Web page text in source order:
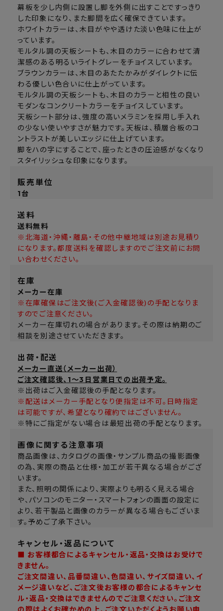
幕板を少し内側に設置し脚を外側に出すことですっきり
した印象になり、また脚間を広く確保できています。
ホワイトカラーは、木目がやや透けた淡い色味に仕上が
っています。
モルタル調の天板シートも、木目のカラーに合わせて清
潔感のある明るいライトグレーをチョイスしています。
ブラウンカラーは、木目のあたたかみがダイレクトに伝
わる優しい色合いに仕上がっています。
モルタル調の天板シートも、木目のカラーと相性の良い
モダンなコンクリートカラーをチョイスしています。
天板シート部分は、強度の高いメラミンを採用し手入れ
の少ない使いやすさが魅力です。天板は、積層合板のコ
ントラストが美しいエッジに仕上げています。
脚をハの字にすることで、座ったときの圧迫感がなくなり
スタイリッシュな印象になります。
販売単位
1台
送料
送料無料
※北海道・沖縄・離島・その他中継地域は別途お見積り
になります。都度送料を確認しますのでご注文前にお問
い合わせください。
在庫
メーカー在庫
※在庫確保はご注文後(ご入金確認後)の手配となりま
すのでご注意ください。
メーカー在庫切れの場合があります。その際は納期のご
相談を別途させていただきます。
出荷・配送
メーカー直送（メーカー出荷）
ご注文確認後、1～3日営業日での出荷予定。
※出荷はご入金確認後の手配となります。
※配送はメーカー手配となり便指定は不可。日時指定
は可能ですが、希望となり確約ではございません。
※特にご指定がない場合は最短出荷の手配となります。
画像に関する注意事項
商品画像は、カタログの画像・サンプル商品の撮影画像
の為、実際の商品と仕様・加工が若干異なる場合がござ
います。
また、照明の関係により、実際よりも明るく見える場合
や、パソコンのモニター・スマートフォンの画面の設定に
より、若干製品と画像のカラーが異なる場合もございま
す。予めご了承下さい。
キャンセル・返品について
■ お客様都合によるキャンセル・返品・交換はお受けで
きません。
ご注文間違い、品番間違い、色間違い、サイズ間違い、イ
メージ違いなど、ご注文後お客様の都合によるキャンセ
ル・返品・交換はできませんのでご注意ください。ご注文